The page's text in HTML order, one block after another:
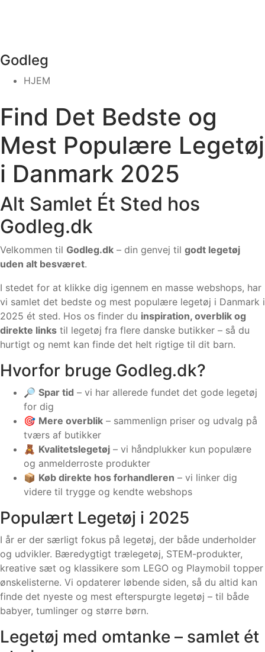
Godleg
HJEM
Find Det Bedste og
Mest Populære Legetøj
i Danmark 2025
Alt Samlet Ét Sted hos
Godleg.dk
Velkommen til Godleg.dk – din genvej til godt legetøj
uden alt besværet.
I stedet for at klikke dig igennem en masse webshops, har
vi samlet det bedste og mest populære legetøj i Danmark i
2025 ét sted. Hos os finder du inspiration, overblik og
direkte links til legetøj fra flere danske butikker – så du
hurtigt og nemt kan finde det helt rigtige til dit barn.
Hvorfor bruge Godleg.dk?
🔎 Spar tid – vi har allerede fundet det gode legetøj
for dig
🎯 Mere overblik – sammenlign priser og udvalg på
tværs af butikker
🧸 Kvalitetslegetøj – vi håndplukker kun populære
og anmelderroste produkter
📦 Køb direkte hos forhandleren – vi linker dig
videre til trygge og kendte webshops
Populært Legetøj i 2025
I år er der særligt fokus på legetøj, der både underholder
og udvikler. Bæredygtigt trælegetøj, STEM-produkter,
kreative sæt og klassikere som LEGO og Playmobil topper
ønskelisterne. Vi opdaterer løbende siden, så du altid kan
finde det nyeste og mest efterspurgte legetøj – til både
babyer, tumlinger og større børn.
Legetøj med omtanke – samlet ét